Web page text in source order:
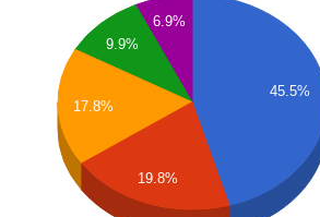
45.5%
6.9%
9.9%
17.8%
19.8%